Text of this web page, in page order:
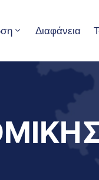
Διαφάνεια